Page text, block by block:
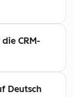
CRM-
Deutsch